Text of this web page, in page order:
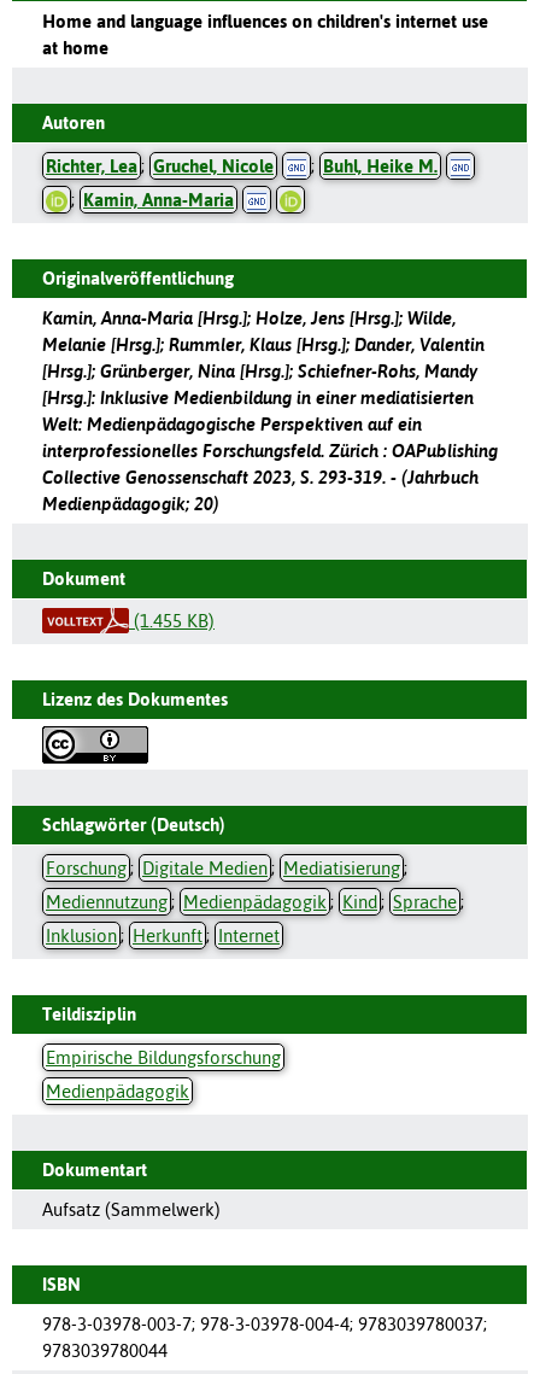
Home and language influences on children's internet use
at home
Autoren
Richter, Lea; Gruchel, Nicole ; Buhl, Heike M.
; Kamin, Anna-Maria
Originalveröffentlichung
Kamin, Anna-Maria [Hrsg.]; Holze, Jens [Hrsg.]; Wilde,
Melanie [Hrsg.]; Rummler, Klaus [Hrsg.]; Dander, Valentin
[Hrsg.]; Grünberger, Nina [Hrsg.]; Schiefner-Rohs, Mandy
[Hrsg.]: Inklusive Medienbildung in einer mediatisierten
Welt: Medienpädagogische Perspektiven auf ein
interprofessionelles Forschungsfeld. Zürich : OAPublishing
Collective Genossenschaft 2023, S. 293-319. - (Jahrbuch
Medienpädagogik; 20)
Dokument
(1.455 KB)
Lizenz des Dokumentes
Schlagwörter (Deutsch)
Forschung; Digitale Medien; Mediatisierung;
Mediennutzung; Medienpädagogik ; Kind; Sprache;
Inklusion; Herkunft; Internet
Teildisziplin
Empirische Bildungsforschung
Medienpädagogik
Dokumentart
Aufsatz (Sammelwerk)
ISBN
978-3-03978-003-7; 978-3-03978-004-4; 9783039780037;
9783039780044